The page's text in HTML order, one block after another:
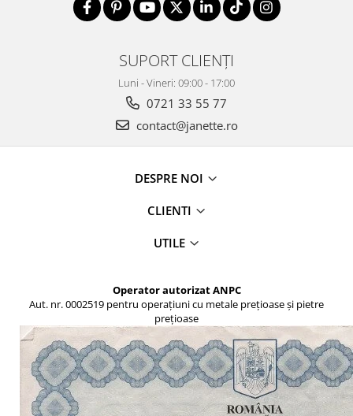
SUPORT CLIENȚI
Luni - Vineri: 09:00 - 17:00
0721 33 55 77
contact@janette.ro
DESPRE NOI
CLIENTI
UTILE
Operator autorizat ANPC
Aut. nr. 0002519 pentru operațiuni cu metale prețioase și pietre
prețioase